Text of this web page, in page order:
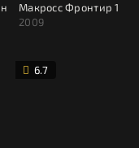
Макросс Фронтир 1
2009
6.7